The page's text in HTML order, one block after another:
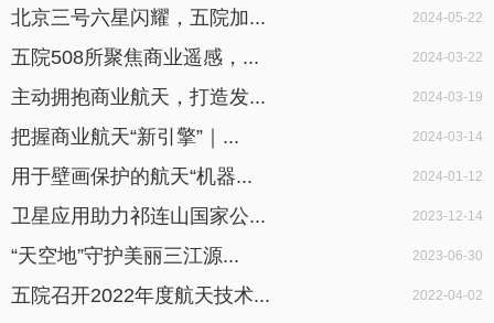
北京三号六星闪耀，五院加... 2024-05-22
五院508所聚焦商业遥感，... 2024-03-22
主动拥抱商业航天，打造发... 2024-03-19
把握商业航天“新引擎”｜... 2024-03-14
用于壁画保护的航天“机器... 2024-01-12
卫星应用助力祁连山国家公... 2023-12-14
“天空地”守护美丽三江源... 2023-06-30
五院召开2022年度航天技术... 2022-04-02